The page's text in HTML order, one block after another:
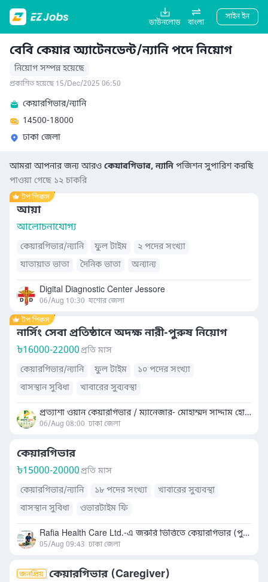
ডাউনলোড বাংলা
সাইন ইন
বেবি কেয়ার অ্যাটেনডেন্ট/ন্যানি পদে নিয়োগ
নিয়োগ সম্পন্ন হয়েছে
প্রকাশিত হয়েছে 15/Dec/2025 06:50
কেয়ারগিভার/ন্যানি
14500-18000
ঢাকা জেলা
আমরা আপনার জন্য আরও কেয়ারগিভার, ন্যানি পজিশন সুপারিশ করছি
পাওয়া গেছে ১২ চাকরি
আয়া
আলোচনাযোগ্য
কেয়ারগিভার/ন্যানি ফুল টাইম
২ পদের সংখ্যা
যাতায়াত ভাতা
দৈনিক ভাতা অন্যান্য
Digital Diagnostic Center Jessore
06/Aug 10:30 যশোর জেলা
নার্সিং সেবা প্রতিষ্ঠানে অদক্ষ নারী-পুরুষ নিয়োগ
৳16000-22000প্রতি মাস
কেয়ারগিভার/ন্যানি
ফুল টাইম
১০ পদের সংখ্যা
বাসস্থান সুবিধা
খাবারের সুব্যবস্থা
প্রত্যাশা ওয়ান কেয়ারগিভার / ম্যানেজার- মোহাম্মদ সাদ্দাম হোসেন
06/Aug 08:00 ঢাকা জেলা
কেয়ারগিভার
৳15000-20000প্রতি মাস
কেয়ারগিভার/ন্যানি
১৮ পদের সংখ্যা
খাবারের সুব্যবস্থা
বাসস্থান সুবিধা
ওভারটাইম ফি
Rafia Health Care Ltd.-এ জরুরি ভিত্তিতে কেয়ারগিভার (পুরুষ/মহিলা)
05/Aug 09:43 ঢাকা জেলা
কেয়ারগিভার (Caregiver)